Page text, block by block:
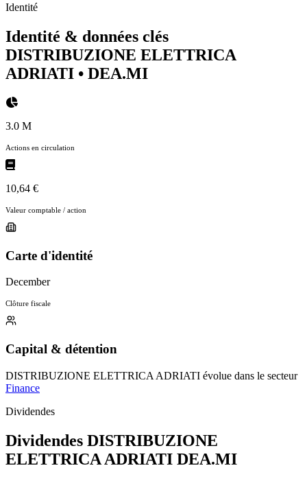
Identité
Identité & données clés
DISTRIBUZIONE ELETTRICA
ADRIATI • DEA.MI
3.0 M
Actions en circulation
10,64 €
Valeur comptable / action
Carte d'identité
December
Clôture fiscale
Capital & détention
DISTRIBUZIONE ELETTRICA ADRIATI évolue dans le secteur
Finance
Dividendes
Dividendes DISTRIBUZIONE
ELETTRICA ADRIATI DEA.MI